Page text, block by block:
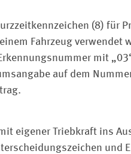
(8) für
Fahrzeug verwendet
mit
auf dem
eigener Triebkraft ins
und